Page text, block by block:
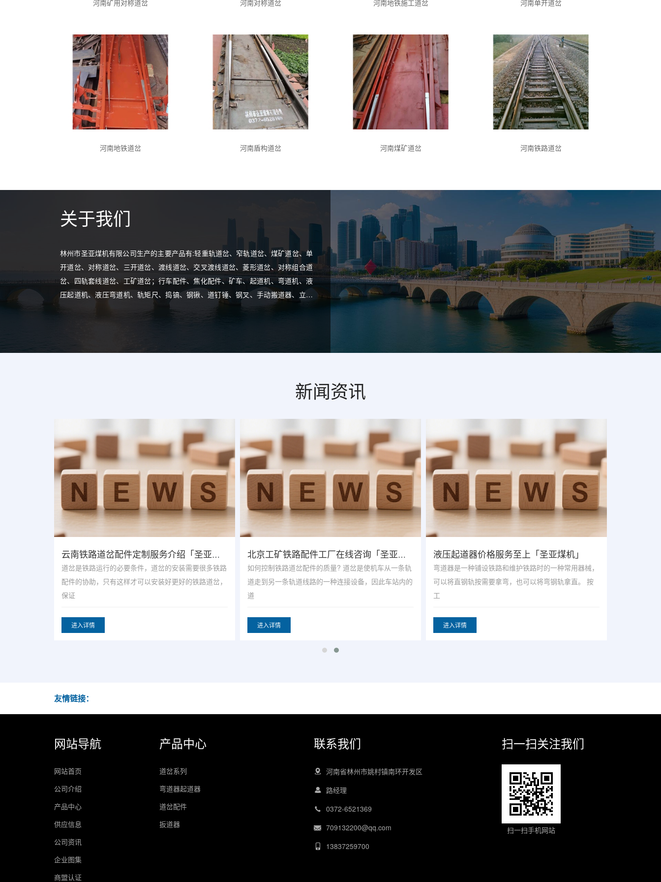
河南矿用对称道岔 河南对称道岔 河南地铁施工道岔 河南单开道岔
河南地铁道岔 河南盾构道岔 河南煤矿道岔 河南铁路道岔
关于我们
林州市圣亚煤机有限公司生产的主要产品有:轻重轨道岔、窄轨道岔、煤矿道岔、单
开道岔、对称道岔、三开道岔、渡线道岔、交叉渡线道岔、菱形道岔、对称组合道
岔、四轨套线道岔、工矿道岔；行车配件、焦化配件、矿车、起道机、弯道机、液
压起道机、液压弯道机、轨矩尺、捣镐、钢锹、道钉锤、钢叉、手动搬道器、立式
搬道器、弹簧搬道器。产品远销各大型煤矿、铁矿、铜矿、冶金矿、钢厂、焦化
新闻资讯
北京工矿铁路配件工厂在线咨询「圣亚煤机」
如何控制铁路道岔配件的质量? 道岔是使机车从一条轨
道走到另一条轨道线路的一种连接设备，因此车站内的
道
进入详情
液压起道器价格服务至上「圣亚煤机」
弯道器是一种铺设铁路和维护铁路时的一种常用器械，
可以将直钢轨按需要拿弯，也可以将弯钢轨拿直。 按
工
进入详情
浙江左开道岔定制服务为先「圣亚煤机」
2.根据运行速度选择道岔:对于已确定原则的客货共线，
设计速度小于或等于160km/h的铁路，一般会使
进入详情
友情链接：
网站导航
网站首页
公司介绍
产品中心
供应信息
公司资讯
企业图集
商盟认证
产品中心
道岔系列
弯道器起道器
道岔配件
扳道器
联系我们
河南省林州市姚村镇南环开发区
路经理
0372-6521369
709132200@qq.com
13837259700
扫一扫关注我们
扫一扫手机网站